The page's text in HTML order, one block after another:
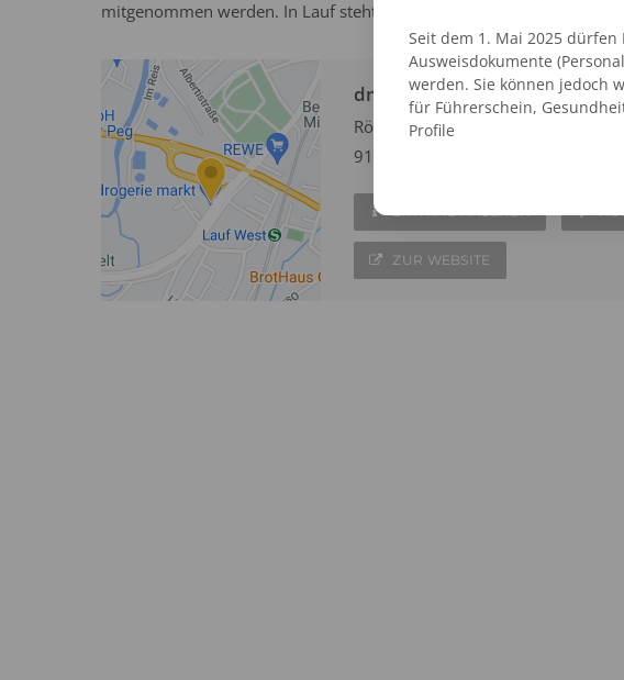
mitgenommen werden. In Lauf steht ein dm Markt mit
dm Passbildservice
Röthenbacher Straße 26
91207 Lauf
EINTRAG ANSEHEN
ZUR WEBSITE
Seit dem 1. Mai 2025
Ausweisdokumente
werden. Sie können jedoch
für Führerschein,
Profile